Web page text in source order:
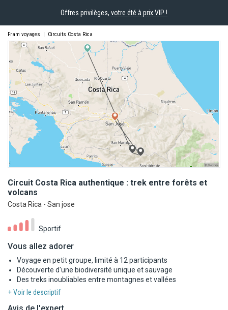
Offres privilèges, votre été à prix VIP !
Fram voyages | Circuits Costa Rica
Circuit Costa Rica authentique : trek entre forêts et
volcans
Costa Rica - San jose
Sportif
Vous allez adorer
Voyage en petit groupe, limité à 12 participants
Découverte d'une biodiversité unique et sauvage
Des treks inoubliables entre montagnes et vallées
+ Voir le descriptif
Avis de l'expert